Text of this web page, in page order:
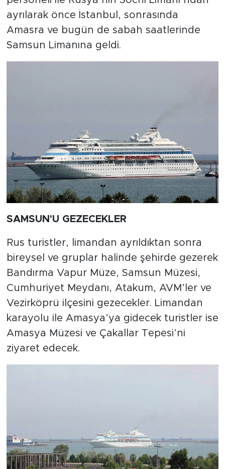
ayrılarak önce İstanbul, sonrasında
Amasra ve bugün de sabah saatlerinde
Samsun Limanına geldi.
SAMSUN'U GEZECEKLER
Rus turistler, limandan ayrıldıktan sonra
bireysel ve gruplar halinde şehirde gezerek
Bandırma Vapur Müze, Samsun Müzesi,
Cumhuriyet Meydanı, Atakum, AVM’ler ve
Vezirköprü ilçesini gezecekler. Limandan
karayolu ile Amasya’ya gidecek turistler ise
Amasya Müzesi ve Çakallar Tepesi’ni
ziyaret edecek.